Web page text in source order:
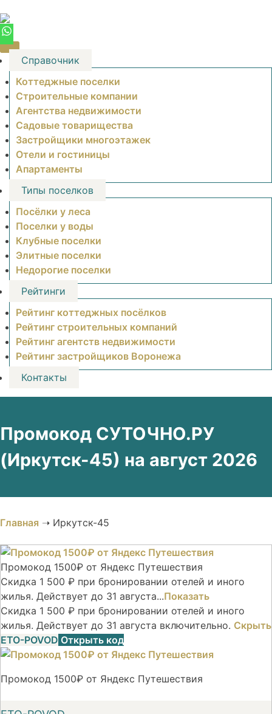
to
content
Справочник
Коттеджные поселки
Строительные компании
Агентства недвижимости
Садовые товарищества
Застройщики многоэтажек
Отели и гостиницы
Апартаменты
Типы поселков
Посёлки у леса
Поселки у воды
Клубные поселки
Элитные поселки
Недорогие поселки
Рейтинги
Рейтинг коттеджных посёлков
Рейтинг строительных компаний
Рейтинг агентств недвижимости
Рейтинг застройщиков Воронежа
Контакты
Промокод СУТОЧНО.РУ
(Иркутск-45) на август 2026
Главная ➝ Иркутск-45
Промокод 1500₽ от Яндекс Путешествия
Скидка 1 500 ₽ при бронировании отелей и иного
жилья. Действует до 31 августа...Показать
Скидка 1 500 ₽ при бронировании отелей и иного
жилья. Действует до 31 августа включительно. Скрыть
ETO-POVOD Открыть код
Промокод 1500₽ от Яндекс Путешествия